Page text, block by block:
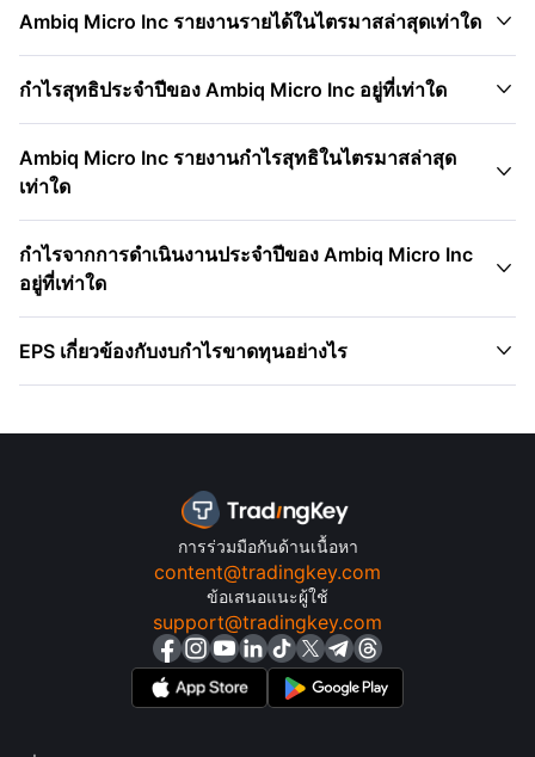
Ambiq Micro Inc รายงานรายได้ในไตรมาสล่าสุดเท่าใด 
กำไรสุทธิประจำปีของ Ambiq Micro Inc อยู่ที่เท่าใด 
Ambiq Micro Inc รายงานกำไรสุทธิในไตรมาสล่าสุด
เท่าใด

กำไรจากการดำเนินงานประจำปีของ Ambiq Micro Inc
อยู่ที่เท่าใด

EPS เกี่ยวข้องกับงบกำไรขาดทุนอย่างไร 
การร่วมมือกันด้านเนื้อหา
content@tradingkey.com
ข้อเสนอแนะผู้ใช้
support@tradingkey.com